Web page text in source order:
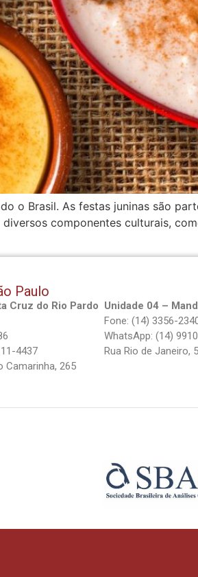
o Brasil. As festas juninas são
componentes culturais,
Paulo
Cruz do Rio Pardo
4437
Camarinha, 265
Unidade 04 –
Fone: (14) 3356-
WhatsApp: (14)
Rua Rio de Janeiro,